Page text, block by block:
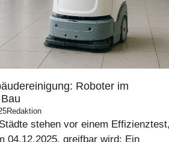
Roboter im
Redaktion
stehen vor einem
04.12.2025, greifbar wird: Ein